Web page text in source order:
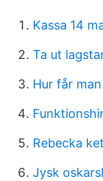
Kassa 14
Ta ut
Hur får
Rebecka
Jysk